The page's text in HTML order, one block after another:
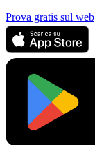
Prova gratis sul web